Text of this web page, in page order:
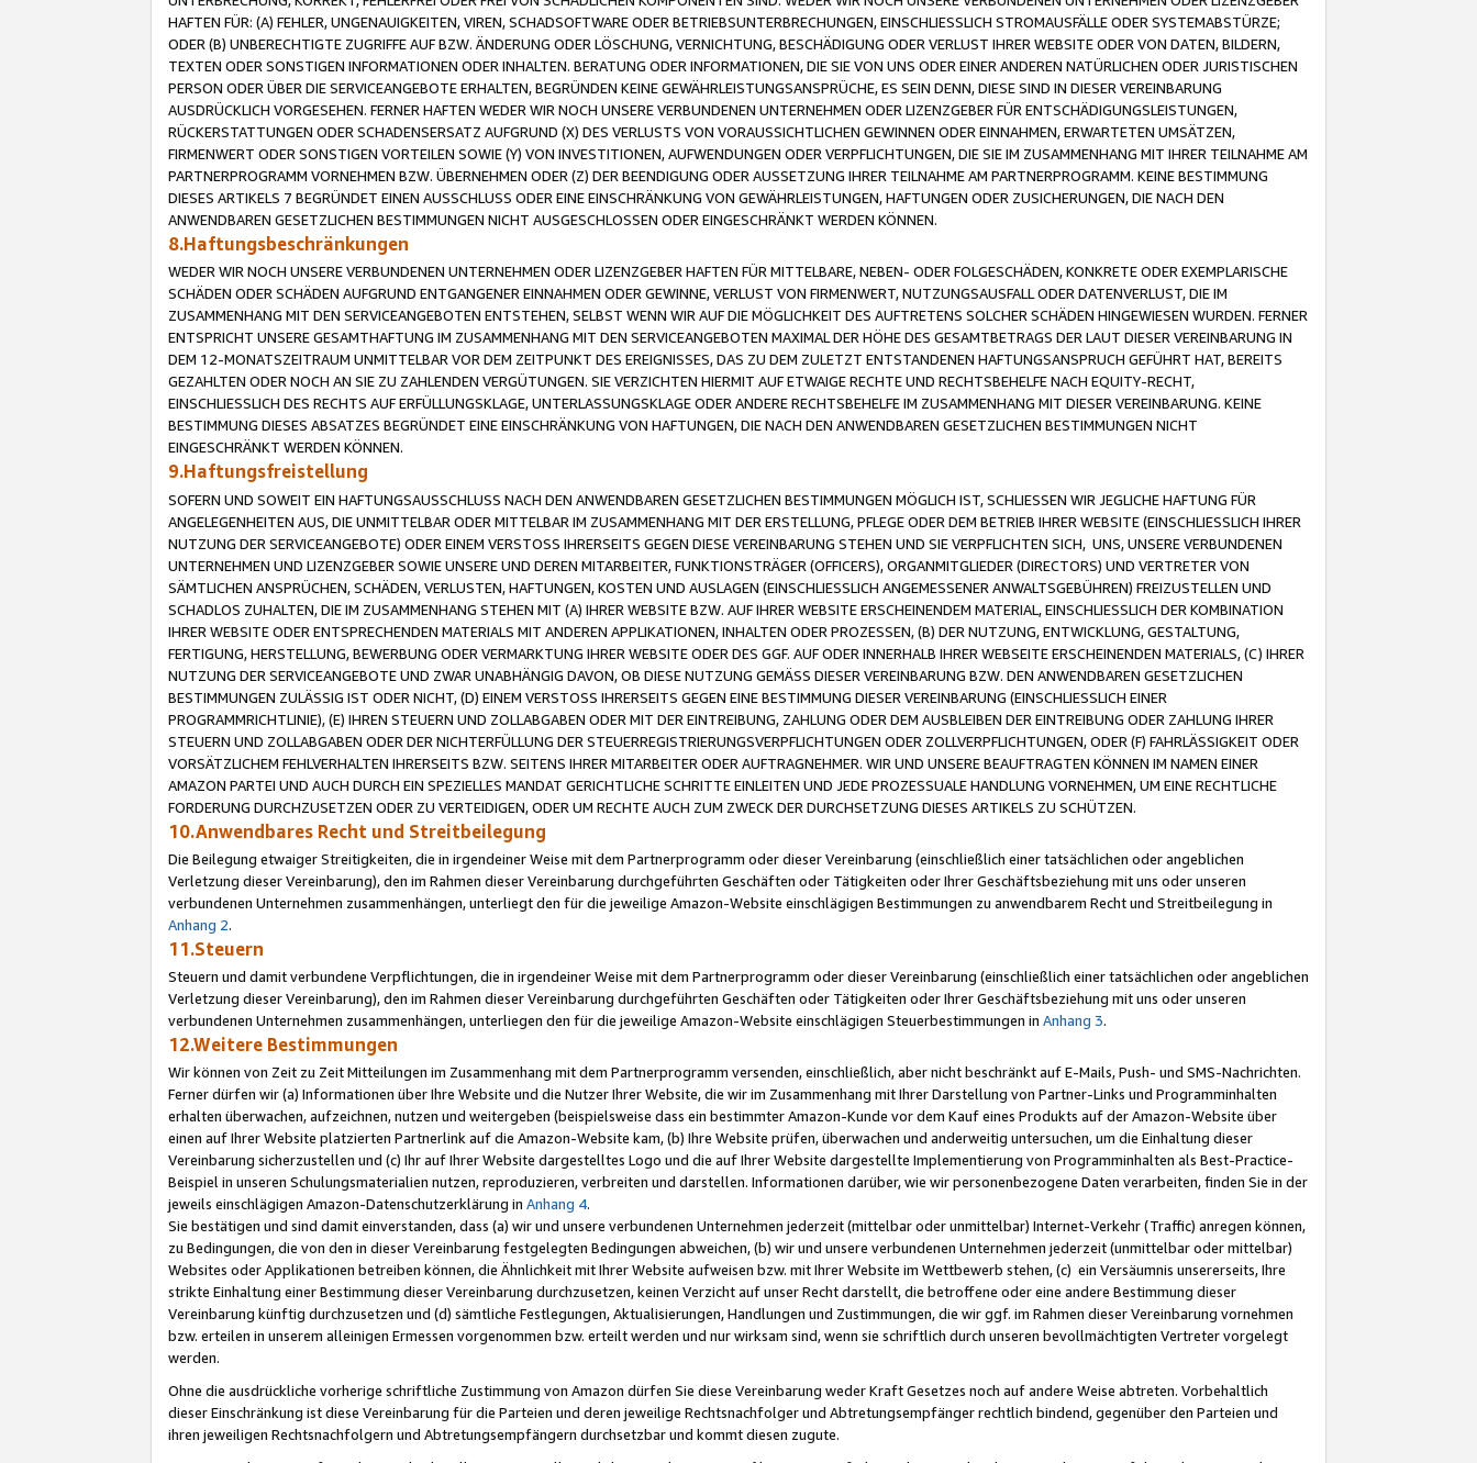
HAFTEN FÜR: (A) FEHLER, UNGENAUIGKEITEN, VIREN, SCHADSOFTWARE ODER BETRIEBSUNTERBRECHUNGEN, EINSCHLIESSLICH STROMAUSFÄLLE ODER SYSTEMABSTÜRZE;
ODER (B) UNBERECHTIGTE ZUGRIFFE AUF BZW. ÄNDERUNG ODER LÖSCHUNG, VERNICHTUNG, BESCHÄDIGUNG ODER VERLUST IHRER WEBSITE ODER VON DATEN, BILDERN,
TEXTEN ODER SONSTIGEN INFORMATIONEN ODER INHALTEN. BERATUNG ODER INFORMATIONEN, DIE SIE VON UNS ODER EINER ANDEREN NATÜRLICHEN ODER JURISTISCHEN
PERSON ODER ÜBER DIE SERVICEANGEBOTE ERHALTEN, BEGRÜNDEN KEINE GEWÄHRLEISTUNGSANSPRÜCHE, ES SEIN DENN, DIESE SIND IN DIESER VEREINBARUNG
AUSDRÜCKLICH VORGESEHEN. FERNER HAFTEN WEDER WIR NOCH UNSERE VERBUNDENEN UNTERNEHMEN ODER LIZENZGEBER FÜR ENTSCHÄDIGUNGSLEISTUNGEN,
RÜCKERSTATTUNGEN ODER SCHADENSERSATZ AUFGRUND (X) DES VERLUSTS VON VORAUSSICHTLICHEN GEWINNEN ODER EINNAHMEN, ERWARTETEN UMSÄTZEN,
FIRMENWERT ODER SONSTIGEN VORTEILEN SOWIE (Y) VON INVESTITIONEN, AUFWENDUNGEN ODER VERPFLICHTUNGEN, DIE SIE IM ZUSAMMENHANG MIT IHRER TEILNAHME AM
PARTNERPROGRAMM VORNEHMEN BZW. ÜBERNEHMEN ODER (Z) DER BEENDIGUNG ODER AUSSETZUNG IHRER TEILNAHME AM PARTNERPROGRAMM. KEINE BESTIMMUNG
DIESES ARTIKELS 7 BEGRÜNDET EINEN AUSSCHLUSS ODER EINE EINSCHRÄNKUNG VON GEWÄHRLEISTUNGEN, HAFTUNGEN ODER ZUSICHERUNGEN, DIE NACH DEN
ANWENDBAREN GESETZLICHEN BESTIMMUNGEN NICHT AUSGESCHLOSSEN ODER EINGESCHRÄNKT WERDEN KÖNNEN.
8.Haftungsbeschränkungen
WEDER WIR NOCH UNSERE VERBUNDENEN UNTERNEHMEN ODER LIZENZGEBER HAFTEN FÜR MITTELBARE, NEBEN- ODER FOLGESCHÄDEN, KONKRETE ODER EXEMPLARISCHE
SCHÄDEN ODER SCHÄDEN AUFGRUND ENTGANGENER EINNAHMEN ODER GEWINNE, VERLUST VON FIRMENWERT, NUTZUNGSAUSFALL ODER DATENVERLUST, DIE IM
ZUSAMMENHANG MIT DEN SERVICEANGEBOTEN ENTSTEHEN, SELBST WENN WIR AUF DIE MÖGLICHKEIT DES AUFTRETENS SOLCHER SCHÄDEN HINGEWIESEN WURDEN. FERNER
ENTSPRICHT UNSERE GESAMTHAFTUNG IM ZUSAMMENHANG MIT DEN SERVICEANGEBOTEN MAXIMAL DER HÖHE DES GESAMTBETRAGS DER LAUT DIESER VEREINBARUNG IN
DEM 12-MONATSZEITRAUM UNMITTELBAR VOR DEM ZEITPUNKT DES EREIGNISSES, DAS ZU DEM ZULETZT ENTSTANDENEN HAFTUNGSANSPRUCH GEFÜHRT HAT, BEREITS
GEZAHLTEN ODER NOCH AN SIE ZU ZAHLENDEN VERGÜTUNGEN. SIE VERZICHTEN HIERMIT AUF ETWAIGE RECHTE UND RECHTSBEHELFE NACH EQUITY-RECHT,
EINSCHLIESSLICH DES RECHTS AUF ERFÜLLUNGSKLAGE, UNTERLASSUNGSKLAGE ODER ANDERE RECHTSBEHELFE IM ZUSAMMENHANG MIT DIESER VEREINBARUNG. KEINE
BESTIMMUNG DIESES ABSATZES BEGRÜNDET EINE EINSCHRÄNKUNG VON HAFTUNGEN, DIE NACH DEN ANWENDBAREN GESETZLICHEN BESTIMMUNGEN NICHT
EINGESCHRÄNKT WERDEN KÖNNEN.
9.Haftungsfreistellung
SOFERN UND SOWEIT EIN HAFTUNGSAUSSCHLUSS NACH DEN ANWENDBAREN GESETZLICHEN BESTIMMUNGEN MÖGLICH IST, SCHLIESSEN WIR JEGLICHE HAFTUNG FÜR
ANGELEGENHEITEN AUS, DIE UNMITTELBAR ODER MITTELBAR IM ZUSAMMENHANG MIT DER ERSTELLUNG, PFLEGE ODER DEM BETRIEB IHRER WEBSITE (EINSCHLIESSLICH IHRER
NUTZUNG DER SERVICEANGEBOTE) ODER EINEM VERSTOSS IHRERSEITS GEGEN DIESE VEREINBARUNG STEHEN UND SIE VERPFLICHTEN SICH, UNS, UNSERE VERBUNDENEN
UNTERNEHMEN UND LIZENZGEBER SOWIE UNSERE UND DEREN MITARBEITER, FUNKTIONSTRÄGER (OFFICERS), ORGANMITGLIEDER (DIRECTORS) UND VERTRETER VON
SÄMTLICHEN ANSPRÜCHEN, SCHÄDEN, VERLUSTEN, HAFTUNGEN, KOSTEN UND AUSLAGEN (EINSCHLIESSLICH ANGEMESSENER ANWALTSGEBÜHREN) FREIZUSTELLEN UND
SCHADLOS ZUHALTEN, DIE IM ZUSAMMENHANG STEHEN MIT (A) IHRER WEBSITE BZW. AUF IHRER WEBSITE ERSCHEINENDEM MATERIAL, EINSCHLIESSLICH DER KOMBINATION
IHRER WEBSITE ODER ENTSPRECHENDEN MATERIALS MIT ANDEREN APPLIKATIONEN, INHALTEN ODER PROZESSEN, (B) DER NUTZUNG, ENTWICKLUNG, GESTALTUNG,
FERTIGUNG, HERSTELLUNG, BEWERBUNG ODER VERMARKTUNG IHRER WEBSITE ODER DES GGF. AUF ODER INNERHALB IHRER WEBSEITE ERSCHEINENDEN MATERIALS, (C) IHRER
NUTZUNG DER SERVICEANGEBOTE UND ZWAR UNABHÄNGIG DAVON, OB DIESE NUTZUNG GEMÄSS DIESER VEREINBARUNG BZW. DEN ANWENDBAREN GESETZLICHEN
BESTIMMUNGEN ZULÄSSIG IST ODER NICHT, (D) EINEM VERSTOSS IHRERSEITS GEGEN EINE BESTIMMUNG DIESER VEREINBARUNG (EINSCHLIESSLICH EINER
PROGRAMMRICHTLINIE), (E) IHREN STEUERN UND ZOLLABGABEN ODER MIT DER EINTREIBUNG, ZAHLUNG ODER DEM AUSBLEIBEN DER EINTREIBUNG ODER ZAHLUNG IHRER
STEUERN UND ZOLLABGABEN ODER DER NICHTERFÜLLUNG DER STEUERREGISTRIERUNGSVERPFLICHTUNGEN ODER ZOLLVERPFLICHTUNGEN, ODER (F) FAHRLÄSSIGKEIT ODER
VORSÄTZLICHEM FEHLVERHALTEN IHRERSEITS BZW. SEITENS IHRER MITARBEITER ODER AUFTRAGNEHMER. WIR UND UNSERE BEAUFTRAGTEN KÖNNEN IM NAMEN EINER
AMAZON PARTEI UND AUCH DURCH EIN SPEZIELLES MANDAT GERICHTLICHE SCHRITTE EINLEITEN UND JEDE PROZESSUALE HANDLUNG VORNEHMEN, UM EINE RECHTLICHE
FORDERUNG DURCHZUSETZEN ODER ZU VERTEIDIGEN, ODER UM RECHTE AUCH ZUM ZWECK DER DURCHSETZUNG DIESES ARTIKELS ZU SCHÜTZEN.
10.Anwendbares Recht und Streitbeilegung
Die Beilegung etwaiger Streitigkeiten, die in irgendeiner Weise mit dem Partnerprogramm oder dieser Vereinbarung (einschließlich einer tatsächlichen oder angeblichen
Verletzung dieser Vereinbarung), den im Rahmen dieser Vereinbarung durchgeführten Geschäften oder Tätigkeiten oder Ihrer Geschäftsbeziehung mit uns oder unseren
verbundenen Unternehmen zusammenhängen, unterliegt den für die jeweilige Amazon-Website einschlägigen Bestimmungen zu anwendbarem Recht und Streitbeilegung in
Anhang 2.
11.Steuern
Steuern und damit verbundene Verpflichtungen, die in irgendeiner Weise mit dem Partnerprogramm oder dieser Vereinbarung (einschließlich einer tatsächlichen oder angeblichen
Verletzung dieser Vereinbarung), den im Rahmen dieser Vereinbarung durchgeführten Geschäften oder Tätigkeiten oder Ihrer Geschäftsbeziehung mit uns oder unseren
verbundenen Unternehmen zusammenhängen, unterliegen den für die jeweilige Amazon-Website einschlägigen Steuerbestimmungen in Anhang 3.
12.Weitere Bestimmungen
Wir können von Zeit zu Zeit Mitteilungen im Zusammenhang mit dem Partnerprogramm versenden, einschließlich, aber nicht beschränkt auf E-Mails, Push- und SMS-Nachrichten.
Ferner dürfen wir (a) Informationen über Ihre Website und die Nutzer Ihrer Website, die wir im Zusammenhang mit Ihrer Darstellung von Partner-Links und Programminhalten
erhalten überwachen, aufzeichnen, nutzen und weitergeben (beispielsweise dass ein bestimmter Amazon-Kunde vor dem Kauf eines Produkts auf der Amazon-Website über
einen auf Ihrer Website platzierten Partnerlink auf die Amazon-Website kam, (b) Ihre Website prüfen, überwachen und anderweitig untersuchen, um die Einhaltung dieser
Vereinbarung sicherzustellen und (c) Ihr auf Ihrer Website dargestelltes Logo und die auf Ihrer Website dargestellte Implementierung von Programminhalten als Best-Practice-
Beispiel in unseren Schulungsmaterialien nutzen, reproduzieren, verbreiten und darstellen. Informationen darüber, wie wir personenbezogene Daten verarbeiten, finden Sie in der
jeweils einschlägigen Amazon-Datenschutzerklärung in Anhang 4.
Sie bestätigen und sind damit einverstanden, dass (a) wir und unsere verbundenen Unternehmen jederzeit (mittelbar oder unmittelbar) Internet-Verkehr (Traffic) anregen können,
zu Bedingungen, die von den in dieser Vereinbarung festgelegten Bedingungen abweichen, (b) wir und unsere verbundenen Unternehmen jederzeit (unmittelbar oder mittelbar)
Websites oder Applikationen betreiben können, die Ähnlichkeit mit Ihrer Website aufweisen bzw. mit Ihrer Website im Wettbewerb stehen, (c) ein Versäumnis unsererseits, Ihre
strikte Einhaltung einer Bestimmung dieser Vereinbarung durchzusetzen, keinen Verzicht auf unser Recht darstellt, die betroffene oder eine andere Bestimmung dieser
Vereinbarung künftig durchzusetzen und (d) sämtliche Festlegungen, Aktualisierungen, Handlungen und Zustimmungen, die wir ggf. im Rahmen dieser Vereinbarung vornehmen
bzw. erteilen in unserem alleinigen Ermessen vorgenommen bzw. erteilt werden und nur wirksam sind, wenn sie schriftlich durch unseren bevollmächtigten Vertreter vorgelegt
werden.
Ohne die ausdrückliche vorherige schriftliche Zustimmung von Amazon dürfen Sie diese Vereinbarung weder Kraft Gesetzes noch auf andere Weise abtreten. Vorbehaltlich
dieser Einschränkung ist diese Vereinbarung für die Parteien und deren jeweilige Rechtsnachfolger und Abtretungsempfänger rechtlich bindend, gegenüber den Parteien und
ihren jeweiligen Rechtsnachfolgern und Abtretungsempfängern durchsetzbar und kommt diesen zugute.